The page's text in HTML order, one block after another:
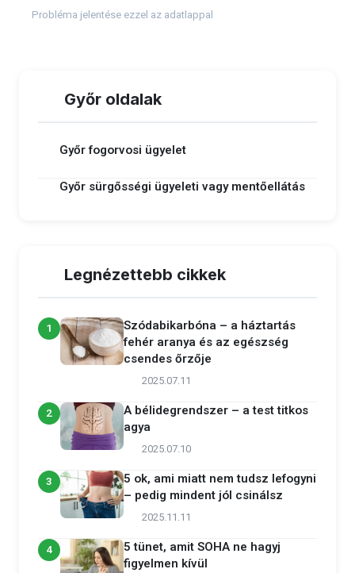
Probléma jelentése ezzel az adatlappal
Győr oldalak
Győr fogorvosi ügyelet
Győr sürgősségi ügyeleti vagy mentőellátás
Legnézettebb cikkek
1
Szódabikarbóna – a háztartás
fehér aranya és az egészség
csendes őrzője
2025.07.11
2
A bélidegrendszer – a test titkos
agya
2025.07.10
3
5 ok, ami miatt nem tudsz lefogyni
– pedig mindent jól csinálsz
2025.11.11
4
5 tünet, amit SOHA ne hagyj
figyelmen kívül